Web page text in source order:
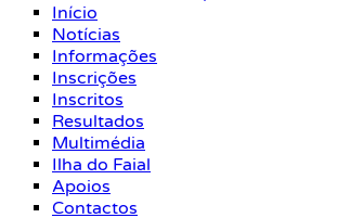
Início
Notícias
Informações
Inscrições
Inscritos
Resultados
Multimédia
Ilha do Faial
Apoios
Contactos